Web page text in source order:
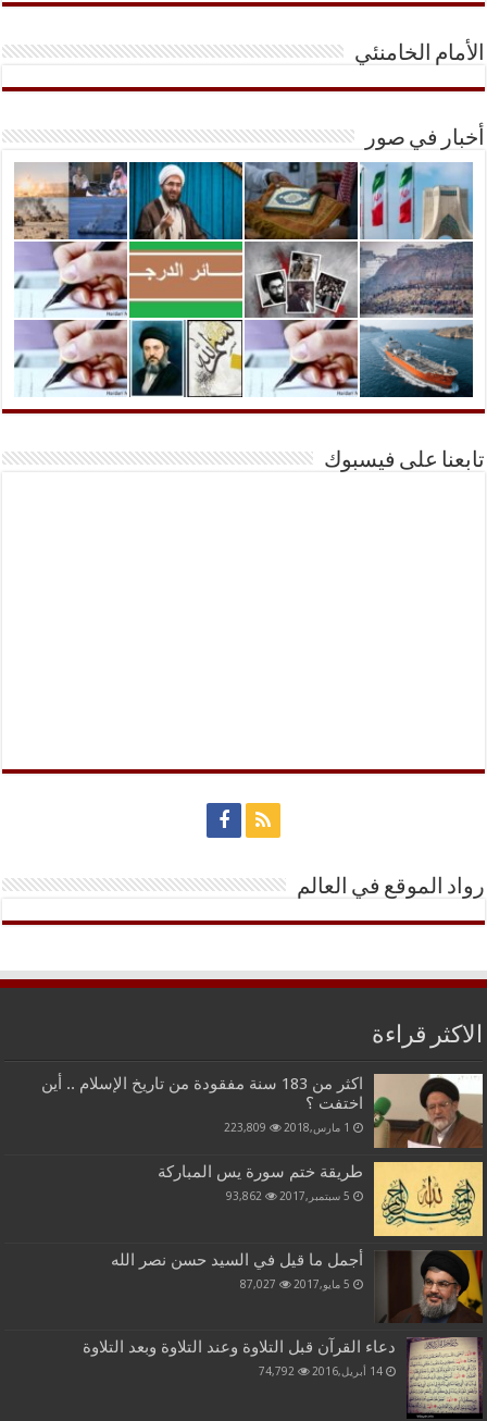
الأمام الخامنئي
أخبار في صور
تابعنا على فيسبوك
رواد الموقع في العالم
الاكثر قراءة
اكثر من 183 سنة مفقودة من تاريخ الإسلام .. أين
اختفت ؟
1 مارس,2018 223,809
طريقة ختم سورة يس المباركة
5 سبتمبر,2017 93,862
أجمل ما قيل في السيد حسن نصر الله
5 مايو,2017 87,027
دعاء القرآن قبل التلاوة وعند التلاوة وبعد التلاوة
14 أبريل,2016 74,792